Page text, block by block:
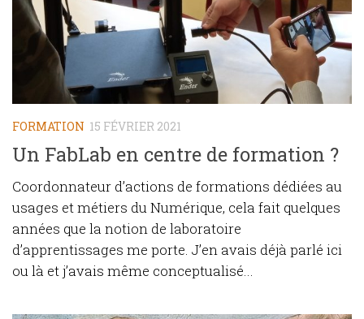
FORMATION 15 FÉVRIER 2021
Un FabLab en centre de formation ?
Coordonnateur d’actions de formations dédiées au
usages et métiers du Numérique, cela fait quelques
années que la notion de laboratoire
d’apprentissages me porte. J’en avais déjà parlé ici
ou là et j’avais même conceptualisé...